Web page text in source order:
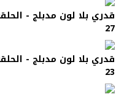
قدري بلا لون مدبلج -
27
قدري بلا لون مدبلج -
23